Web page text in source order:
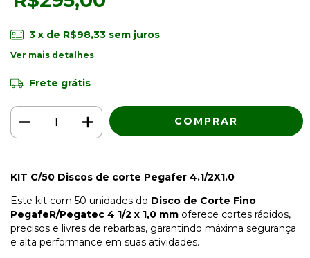
3 x de R$98,33 sem juros
Ver mais detalhes
Frete grátis
KIT C/50 Discos de corte Pegafer 4.1/2X1.0
Este kit com 50 unidades do Disco de Corte Fino
PegafeR/Pegatec 4 1/2 x 1,0 mm oferece cortes rápidos,
precisos e livres de rebarbas, garantindo máxima segurança
e alta performance em suas atividades.